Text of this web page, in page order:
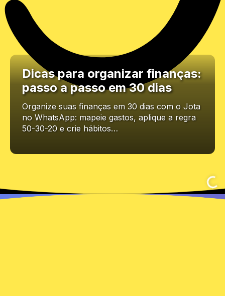
Dicas para organizar finanças:
passo a passo em 30 dias
Organize suas finanças em 30 dias com o Jota
no WhatsApp: mapeie gastos, aplique a regra
50-30-20 e crie hábitos…